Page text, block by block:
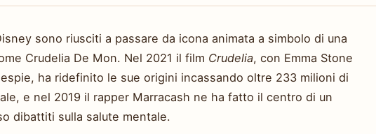
sono riusciti a passare da icona animata a simbolo di una
Crudelia De Mon. Nel 2021 il film Crudelia, con Emma Stone
ha ridefinito le sue origini incassando oltre 233 milioni di
e nel 2019 il rapper Marracash ne ha fatto il centro di un
dibattiti sulla salute mentale.